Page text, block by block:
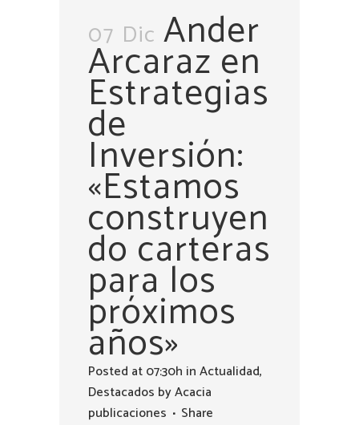
07 Dic Ander
Arcaraz en
Estrategias
de
Inversión:
«Estamos
construyen
do carteras
para los
próximos
años»
Posted at 07:30h inActualidad,
Destacados byAcacia
publicaciones
Share